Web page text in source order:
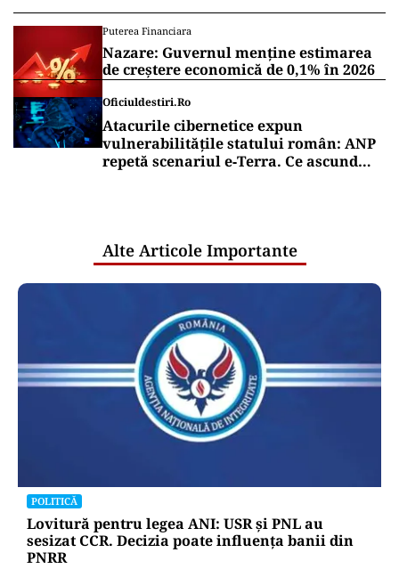
Puterea Financiara
Nazare: Guvernul menține estimarea
de creștere economică de 0,1% în 2026
Oficiuldestiri.ro
Atacurile cibernetice expun
vulnerabilitățile statului român: ANP
repetă scenariul e‑Terra. Ce ascund
Alte Articole Importante
POLITICĂ
Lovitură pentru legea ANI: USR și PNL au
sesizat CCR. Decizia poate influența banii din
PNRR